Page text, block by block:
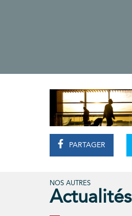
PARTAGER
NOS AUTRES
Actualités